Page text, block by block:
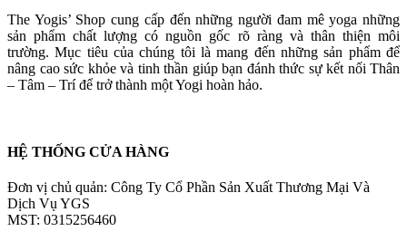
The Yogis’ Shop cung cấp đến những người đam mê yoga những
sản phẩm chất lượng có nguồn gốc rõ ràng và thân thiện môi
trường. Mục tiêu của chúng tôi là mang đến những sản phẩm để
nâng cao sức khỏe và tinh thần giúp bạn đánh thức sự kết nối Thân
– Tâm – Trí để trở thành một Yogi hoàn hảo.
HỆ THỐNG CỬA HÀNG
Đơn vị chủ quản: Công Ty Cổ Phần Sản Xuất Thương Mại Và
Dịch Vụ YGS
MST: 0315256460